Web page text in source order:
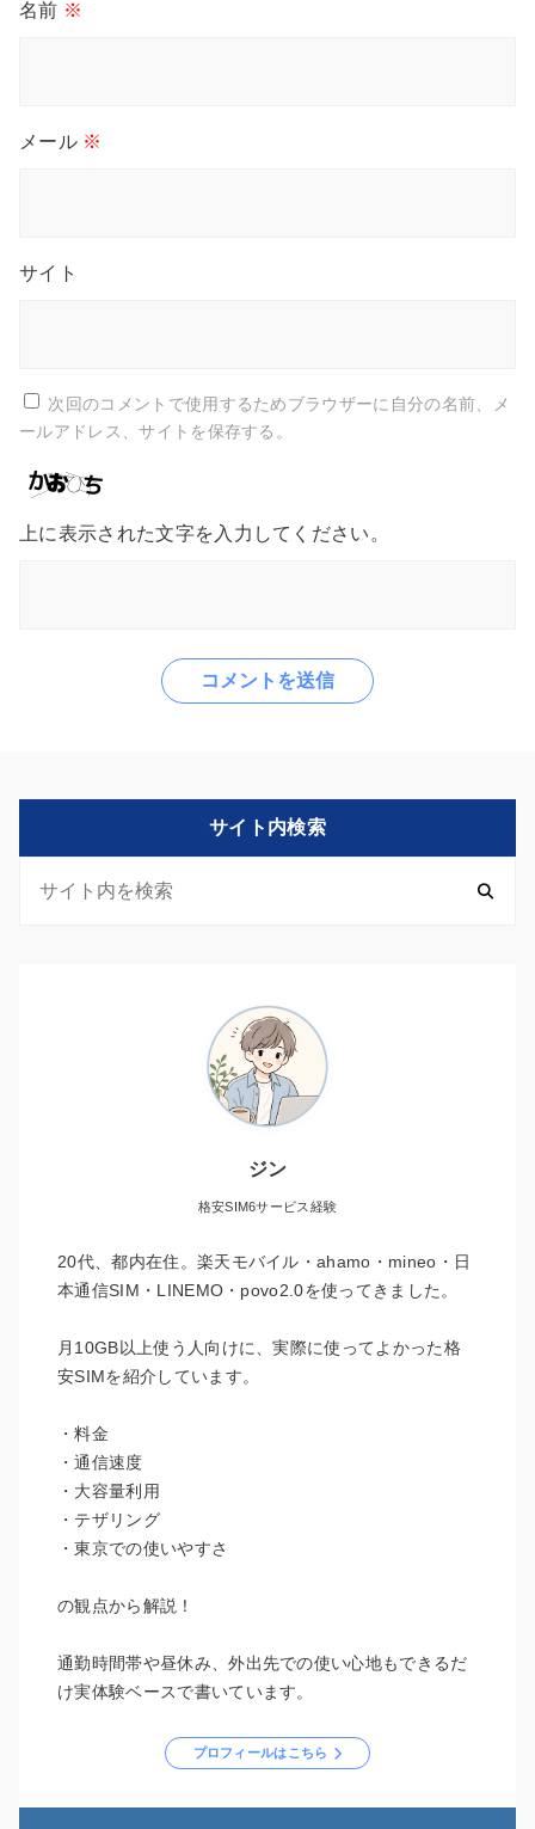
名前 ※
メール ※
サイト
次回のコメントで使用するためブラウザーに自分の名前、メ
ールアドレス、サイトを保存する。
上に表示された文字を入力してください。
サイト内検索
ジン
格安SIM6サービス経験
20代、都内在住。楽天モバイル・ahamo・mineo・日
本通信SIM・LINEMO・povo2.0を使ってきました。
月10GB以上使う人向けに、実際に使ってよかった格
安SIMを紹介しています。
・料金
・通信速度
・大容量利用
・テザリング
・東京での使いやすさ
の観点から解説！
通勤時間帯や昼休み、外出先での使い心地もできるだ
け実体験ベースで書いています。
プロフィールはこちら